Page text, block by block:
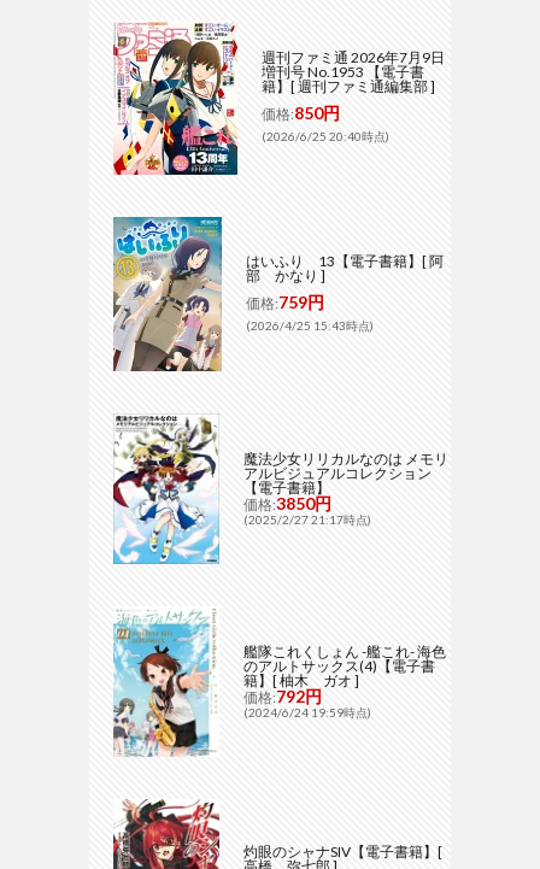
週刊ファミ通 2026年7月9日
増刊号 No.1953 【電子書
籍】[ 週刊ファミ通編集部 ]
価格:850円
(2026/6/25 20:40時点)
はいふり 13【電子書籍】[ 阿
部 かなり ]
価格:759円
(2026/4/25 15:43時点)
魔法少女リリカルなのは メモリ
アルビジュアルコレクション
【電子書籍】
価格:3850円
(2025/2/27 21:17時点)
艦隊これくしょん -艦これ- 海色
のアルトサックス(4)【電子書
籍】[ 柚木 ガオ ]
価格:792円
(2024/6/24 19:59時点)
灼眼のシャナSIV【電子書籍】[